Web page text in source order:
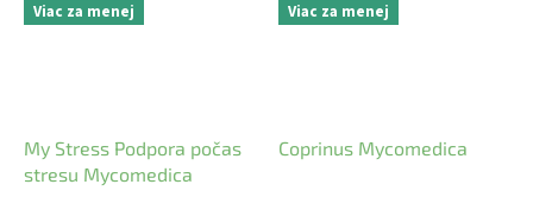
Viac za menej
My Stress Podpora počas
stresu Mycomedica
Viac za menej
Coprinus Mycomedica